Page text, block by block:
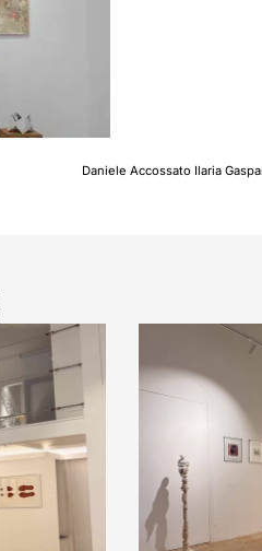
Daniele Accossato Ilaria